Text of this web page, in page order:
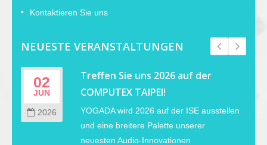
Kontaktieren Sie uns
NEUESTE VERANSTALTUNGEN
02
JUN
2026
Treffen Sie uns 2026 auf der
COMPUTEX TAIPEI!
YOGADA wird 2026 auf der ISE ausstellen
und eine breitere Palette unserer
neuesten Audio-Innovationen